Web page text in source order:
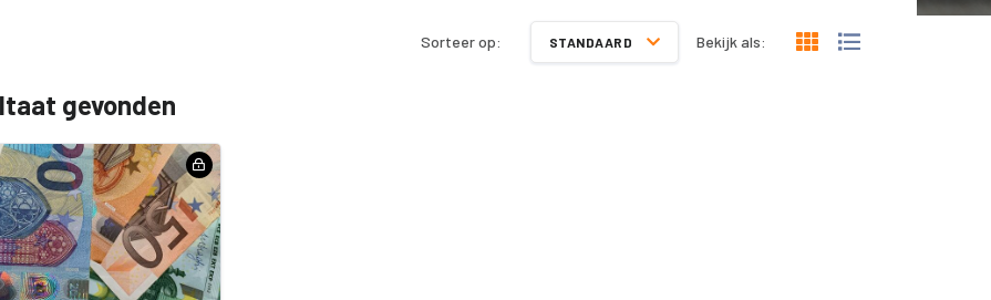
Sorteer op: STANDAARD Bekijk als:
gevonden